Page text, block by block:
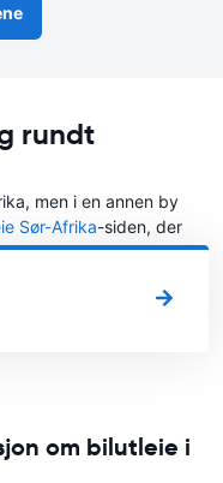
rundt
men i en annen by
Sør-Afrika-siden, der
vil leie en bil.
om bilutleie i